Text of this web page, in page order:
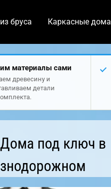
бруса Каркасные дома
материалы сами
древесину и
детали
Дома под ключ в